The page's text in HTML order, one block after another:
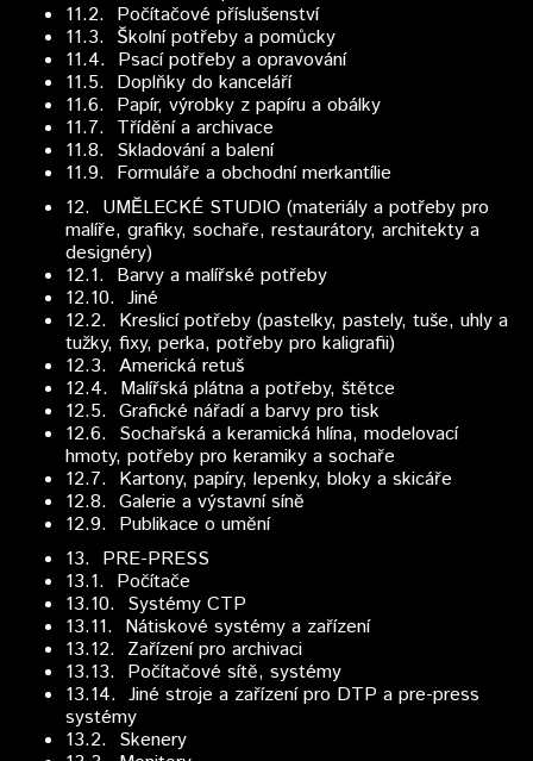
11.2. Počítačové příslušenství
11.3. Školní potřeby a pomůcky
11.4. Psací potřeby a opravování
11.5. Doplňky do kanceláří
11.6. Papír, výrobky z papíru a obálky
11.7. Třídění a archivace
11.8. Skladování a balení
11.9. Formuláře a obchodní merkantílie
12. UMĚLECKÉ STUDIO (materiály a potřeby pro
malíře, grafiky, sochaře, restaurátory, architekty a
designéry)
12.1. Barvy a malířské potřeby
12.10. Jiné
12.2. Kreslicí potřeby (pastelky, pastely, tuše, uhly a
tužky, fixy, perka, potřeby pro kaligrafii)
12.3. Americká retuš
12.4. Malířská plátna a potřeby, štětce
12.5. Grafické nářadí a barvy pro tisk
12.6. Sochařská a keramická hlína, modelovací
hmoty, potřeby pro keramiky a sochaře
12.7. Kartony, papíry, lepenky, bloky a skicáře
12.8. Galerie a výstavní síně
12.9. Publikace o umění
13. PRE-PRESS
13.1. Počítače
13.10. Systémy CTP
13.11. Nátiskové systémy a zařízení
13.12. Zařízení pro archivaci
13.13. Počítačové sítě, systémy
13.14. Jiné stroje a zařízení pro DTP a pre-press
systémy
13.2. Skenery